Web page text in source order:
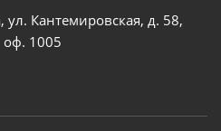
ул. Кантемировская, д. 58,
оф. 1005